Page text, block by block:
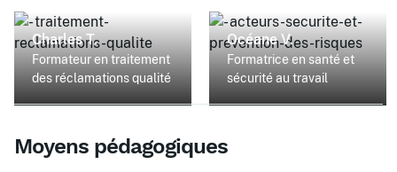
Charles T.
Formateur en traitement
des réclamations qualité
Océane V.
Formatrice en santé et
sécurité au travail
Moyens pédagogiques